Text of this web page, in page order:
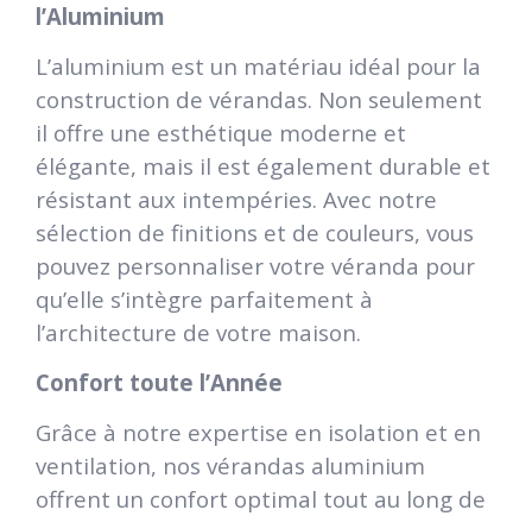
l’Aluminium
L’aluminium est un matériau idéal pour la
construction de vérandas. Non seulement
il offre une esthétique moderne et
élégante, mais il est également durable et
résistant aux intempéries. Avec notre
sélection de finitions et de couleurs, vous
pouvez personnaliser votre véranda pour
qu’elle s’intègre parfaitement à
l’architecture de votre maison.
Confort toute l’Année
Grâce à notre expertise en isolation et en
ventilation, nos vérandas aluminium
offrent un confort optimal tout au long de